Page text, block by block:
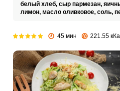
белый хлеб, сыр пармезан,
лимон, масло оливковое, соль,
45 мин 221.55